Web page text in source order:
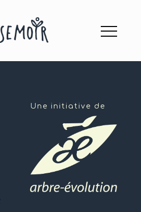
Une initiative de